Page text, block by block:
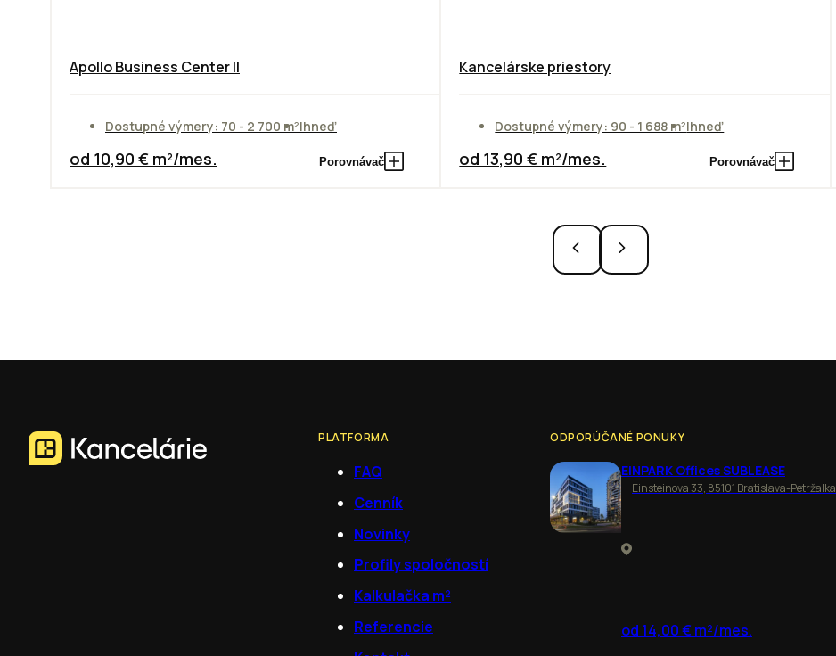
Apollo Business Center II
Dostupné výmery: 70 - 2 700 m²Ihneď
od 10,90 € m²/mes. Porovnávač
Kancelárske priestory
Dostupné výmery: 90 - 1 688 m²Ihneď
od 13,90 € m²/mes. Porovnávač
PLATFORMA
FAQ
Cenník
Novinky
Profily spoločností
Kalkulačka m²
Referencie
ODPORÚČANÉ PONUKY
EINPARK Offices SUBLEASE
Einsteinova 33, 85101 Bratislava-Petržalka
od 14,00 € m²/mes.